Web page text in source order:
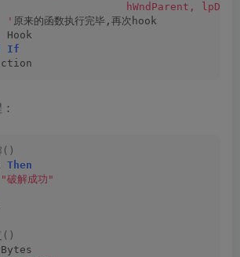
hWndParent,
'
原来的函数执行完毕,再次hook
Hook
If
()
Then
"破解成功"
()